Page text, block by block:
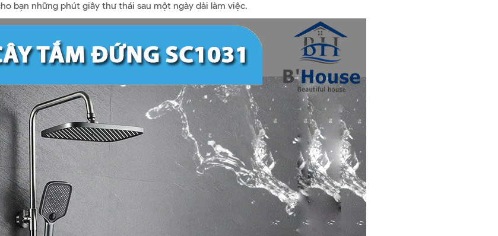
bạn những phút giây thư thái sau một ngày dài làm việc.